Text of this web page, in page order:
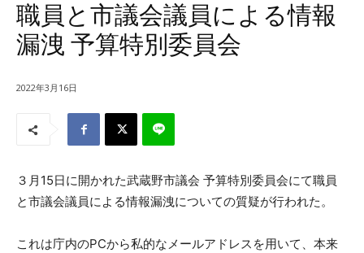
職員と市議会議員による情報
漏洩 予算特別委員会
2022年3月16日
３月15日に開かれた武蔵野市議会 予算特別委員会にて職員
と市議会議員による情報漏洩についての質疑が行われた。
これは庁内のPCから私的なメールアドレスを用いて、本来